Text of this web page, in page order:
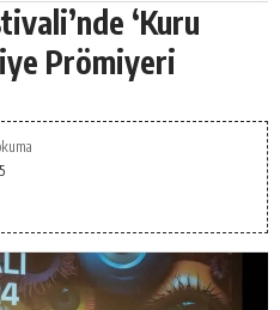
‘Kuru
Prömiyeri